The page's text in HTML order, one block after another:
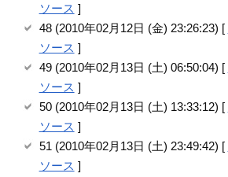
ソース ]
48 (2010年02月12日 (金) 23:26:23) [
ソース ]
49 (2010年02月13日 (土) 06:50:04) [
ソース ]
50 (2010年02月13日 (土) 13:33:12) [
ソース ]
51 (2010年02月13日 (土) 23:49:42) [
ソース ]